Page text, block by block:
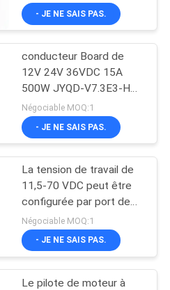
eau de
brosse
72VDC
- JE NE SAIS PAS.
conducteur Board de
12V 24V 36VDC 15A
500W JYQD-V7.3E3-H
BLDC
Négociable MOQ:1
- JE NE SAIS PAS.
La tension de travail de
11,5-70 VDC peut être
configurée par port de
série
Négociable MOQ:1
- JE NE SAIS PAS.
Le pilote de moteur à